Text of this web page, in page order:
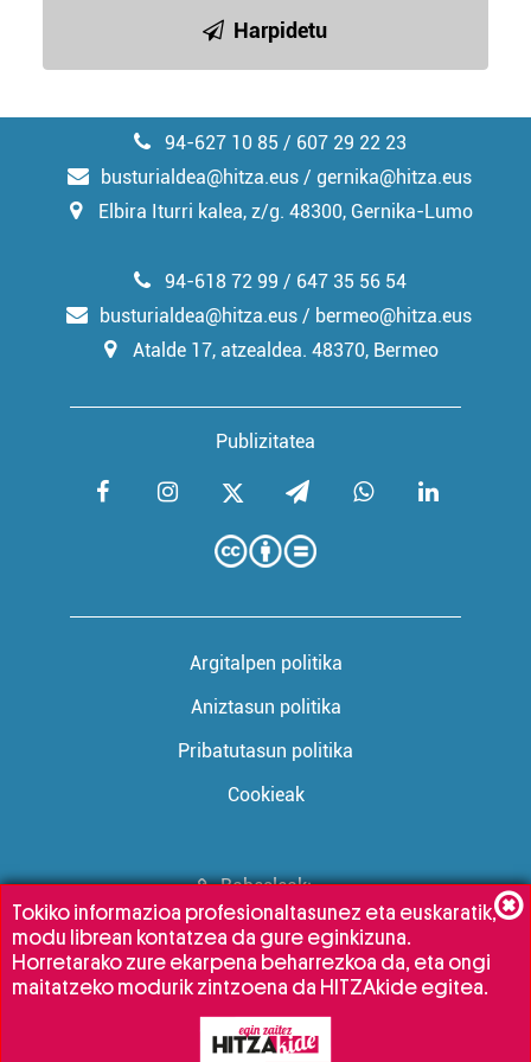
Harpidetu
94-627 10 85 / 607 29 22 23
busturialdea@hitza.eus / gernika@hitza.eus
Elbira Iturri kalea, z/g. 48300, Gernika-Lumo
Publizitatea
94-618 72 99 / 647 35 56 54
busturialdea@hitza.eus / bermeo@hitza.eus
Atalde 17, atzealdea. 48370, Bermeo
Argitalpen politika
Aniztasun politika
Pribatutasun politika
Cookieak
Babesleak:
Tokiko informazioa profesionaltasunez eta euskaratik,
modu librean kontatzea da gure eginkizuna.
Horretarako zure ekarpena beharrezkoa da, eta ongi
maitatzeko modurik zintzoena da HITZAkide egitea.